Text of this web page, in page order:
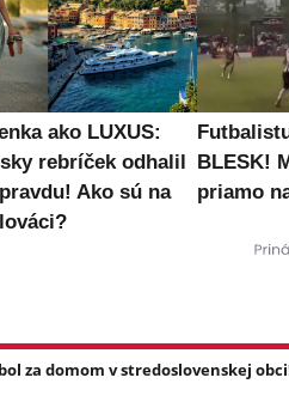
ako LUXUS:
rebríček odhalil
Ako sú na
BLESK!
priamo
bol za domom v stredoslovenskej